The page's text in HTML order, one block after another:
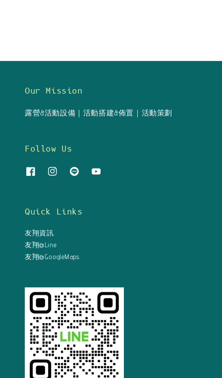
Our Mission
露營&活動設備｜活動搭建&佈置｜活動策劃
Follow Us
Quick Links
友翔資訊
友翔@Line
友翔@GoogleMaps